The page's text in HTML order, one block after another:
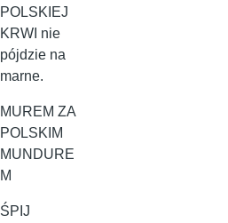
POLSKIEJ
KRWI nie
pójdzie na
marne.
MUREM ZA
POLSKIM
MUNDURE
M
ŚPIJ